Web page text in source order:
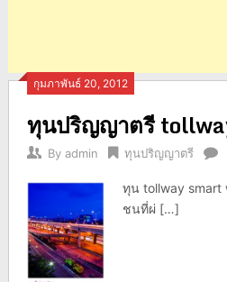
กุมภาพันธ์ 20, 2012
ทุนปริญญาตรี
By admin ทุนปริญญาตรี
ทุน tollway smart
ชนที่ผ่ […]